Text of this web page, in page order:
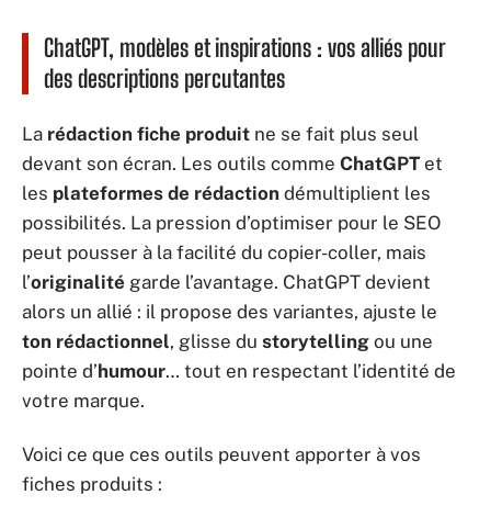
ChatGPT, modèles et inspirations : vos alliés pour
des descriptions percutantes
La rédaction fiche produit ne se fait plus seul
devant son écran. Les outils comme ChatGPTet
les plateformes de rédaction démultiplient les
possibilités. La pression d’optimiser pour le SEO
peut pousser à la facilité du copier-coller, mais
l’originalité garde l’avantage. ChatGPT devient
alors un allié : il propose des variantes, ajuste le
ton rédactionnel, glisse du storytelling ou une
pointe d’humour… tout en respectant l’identité de
votre marque.
Voici ce que ces outils peuvent apporter à vos
fiches produits :